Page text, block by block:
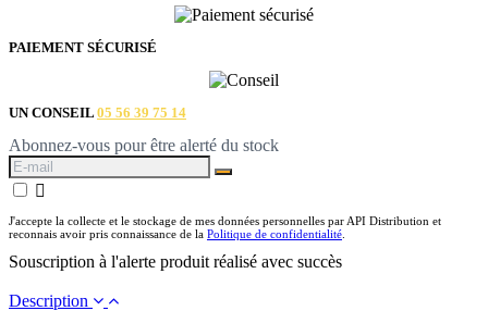
PAIEMENT SÉCURISÉ
UN CONSEIL 05 56 39 75 14
Abonnez-vous pour être alerté du stock

J'accepte la collecte et le stockage de mes données personnelles par API Distribution et
reconnais avoir pris connaissance de la Politique de confidentialité
Souscription à l'alerte produit réalisé avec succès
Description